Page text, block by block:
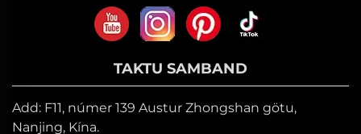
TAKTU SAMBAND
Add: F11, númer 139 Austur Zhongshan götu,
Nanjing, Kína.